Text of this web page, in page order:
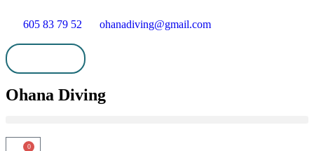
605 83 79 52 ohanadiving@gmail.com
Ohana Diving
0